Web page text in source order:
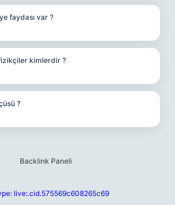
faydası var ?
kimlerdir ?
?
live:.cid.575569c608265c69